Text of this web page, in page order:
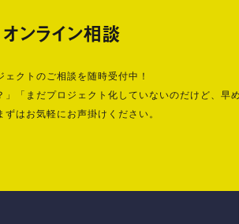
オンライン相談
ェクトのご相談を随時受付中！
」「まだプロジェクト化していないのだけど、早
ずはお気軽にお声掛けください。